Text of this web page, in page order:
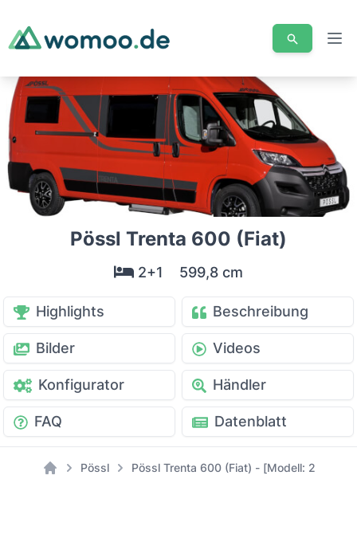
Pössl Trenta 600 (Fiat)
2+1 599,8 cm
Highlights Beschreibung
Bilder Videos
Konfigurator Händler
FAQ Datenblatt
Pössl Pössl Trenta 600 (Fiat) - [Modell: 2022]